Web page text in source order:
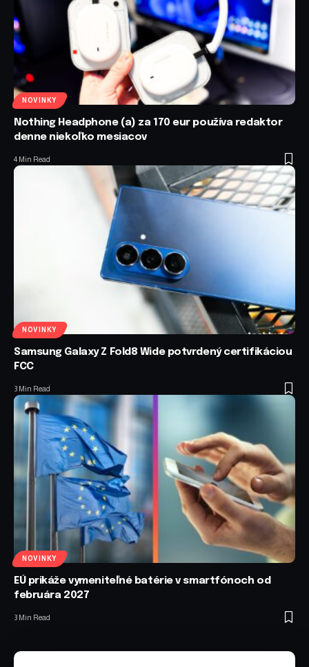
NOVINKY
Nothing Headphone (a) za 170 eur používa redaktor
denne niekoľko mesiacov
4 Min Read
NOVINKY
Samsung Galaxy Z Fold8 Wide potvrdený certifikáciou
FCC
3 Min Read
NOVINKY
EÚ prikáže vymeniteľné batérie v smartfónoch od
februára 2027
3 Min Read